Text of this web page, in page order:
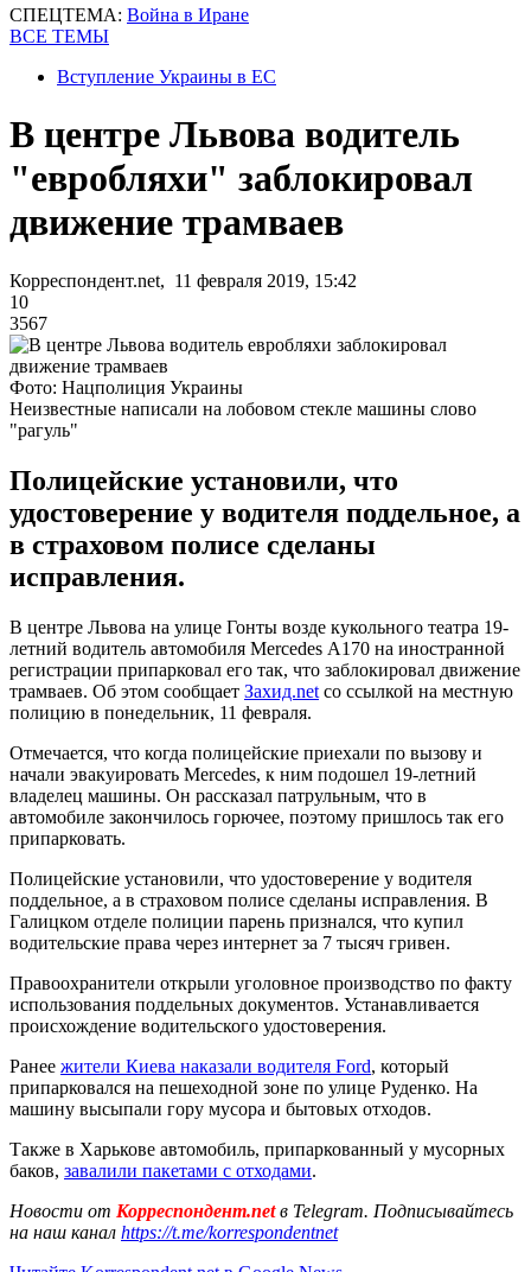
СПЕЦТЕМА: Война в Иране
ВСЕ ТЕМЫ
Вступление Украины в ЕС
В центре Львова водитель
"евробляхи" заблокировал
движение трамваев
Корреспондент.net, 11 февраля 2019, 15:42
10
3567
Фото: Нацполиция Украины
Неизвестные написали на лобовом стекле машины слово
"рагуль"
Полицейские установили, что
удостоверение у водителя поддельное, а
в страховом полисе сделаны
исправления.
В центре Львова на улице Гонты возде кукольного театра 19-
летний водитель автомобиля Mercedes А170 на иностранной
регистрации припарковал его так, что заблокировал движение
трамваев. Об этом сообщает Захид.net со ссылкой на местную
полицию в понедельник, 11 февраля.
Отмечается, что когда полицейские приехали по вызову и
начали эвакуировать Mercedes, к ним подошел 19-летний
владелец машины. Он рассказал патрульным, что в
автомобиле закончилось горючее, поэтому пришлось так его
припарковать.
Полицейские установили, что удостоверение у водителя
поддельное, а в страховом полисе сделаны исправления. В
Галицком отделе полиции парень признался, что купил
водительские права через интернет за 7 тысяч гривен.
Правоохранители открыли уголовное производство по факту
использования поддельных документов. Устанавливается
происхождение водительского удостоверения.
Ранее жители Киева наказали водителя Ford, который
припарковался на пешеходной зоне по улице Руденко. На
машину высыпали гору мусора и бытовых отходов.
Также в Харькове автомобиль, припаркованный у мусорных
баков, завалили пакетами с отходами.
Новости от Корреспондент.netв Telegram. Подписывайтесь
на наш канал https://t.me/korrespondentnet